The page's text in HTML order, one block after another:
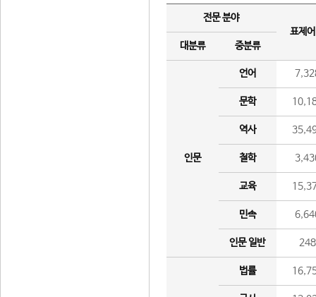
전문 분야
표제
대분류
중분류
인문
언어
문학
역사
철학
교육
민속
인문 일반 248
법률